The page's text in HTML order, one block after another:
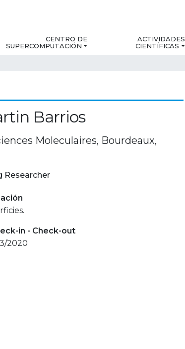
CENTRO DE
SUPERCOMPUTACIÓN
ACTIVIDADES
CIENTÍFICAS
Barrios
Moleculaires, Bourdeaux,
Researcher
in - Check-out
2020